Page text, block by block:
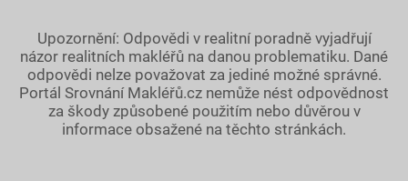
Upozornění: Odpovědi v realitní poradně vyjadřují
názor realitních makléřů na danou problematiku. Dané
odpovědi nelze považovat za jediné možné správné.
Portál Srovnání Makléřů.cz nemůže nést odpovědnost
za škody způsobené použitím nebo důvěrou v
informace obsažené na těchto stránkách.